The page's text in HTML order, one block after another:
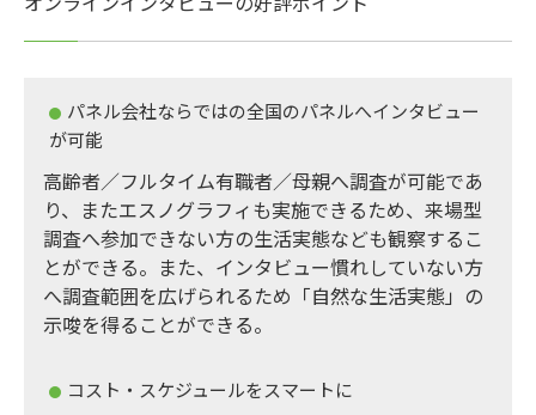
パネル会社ならではの全国のパネルへインタビュー
が可能
高齢者／フルタイム有職者／母親へ調査が可能であ
り、またエスノグラフィも実施できるため、来場型
調査へ参加できない方の生活実態なども観察するこ
とができる。また、インタビュー慣れしていない方
へ調査範囲を広げられるため「自然な生活実態」の
示唆を得ることができる。
コスト・スケジュールをスマートに